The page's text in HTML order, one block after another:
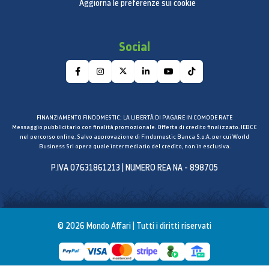
*I canali possono variare a seconda del Paese e sono
soggetti a modifiche senza preavviso. Richiede un
account Samsung. L'interfaccia utente è soggetta a
modifiche senza preavviso. Su Samsung TV Plus
Smart TV Samsung dal 2016. Per usufruire dei
contenuti disponibili su Samsung TV Plus non è
richiesta la sottoscrizione di alcun abbonamento.
Qualità d'immagine
Aggiorna le preferenze sui cookie
Social
FINANZIAMENTO FINDOMESTIC: LA LIBERTÀ DI PAGARE IN COMODE RATE
Messaggio pubblicitario con finalità promozionale. Offerta di credito finalizzato. IEBCC
nel percorso online. Salvo approvazione di Findomestic Banca S.p.A. per cui World
Business Srl opera quale intermediario del credito, non in esclusiva.
P.IVA 07631861213 | NUMERO REA NA - 898705
© 2026 Mondo Affari | Tutti i diritti riservati